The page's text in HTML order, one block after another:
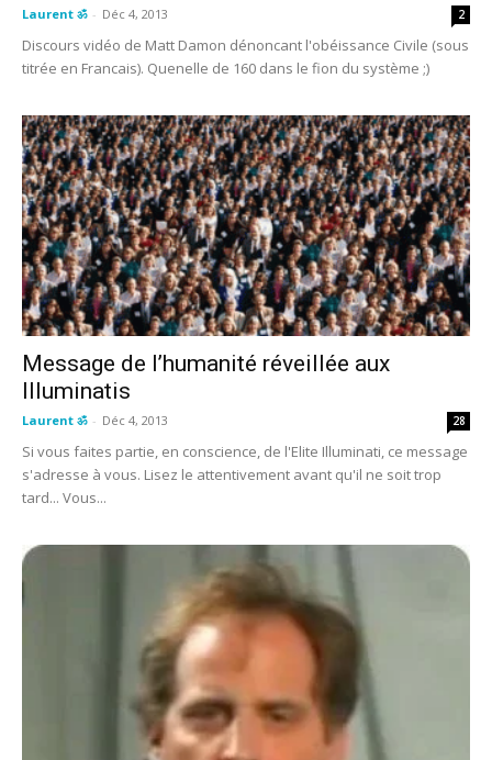
Laurent ॐ - Déc 4, 2013 2
Discours vidéo de Matt Damon dénoncant l'obéissance Civile (sous
titrée en Francais). Quenelle de 160 dans le fion du système ;)
Message de l’humanité réveillée aux
Illuminatis
Laurent ॐ - Déc 4, 2013 28
Si vous faites partie, en conscience, de l'Elite Illuminati, ce message
s'adresse à vous. Lisez le attentivement avant qu'il ne soit trop
tard... Vous...